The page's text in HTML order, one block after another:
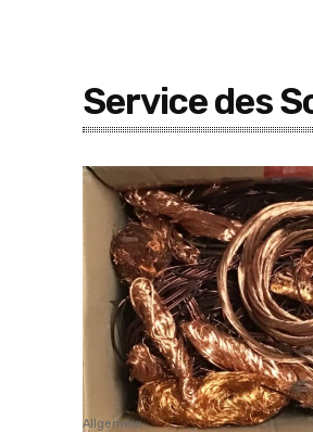
Service des
Allgemein